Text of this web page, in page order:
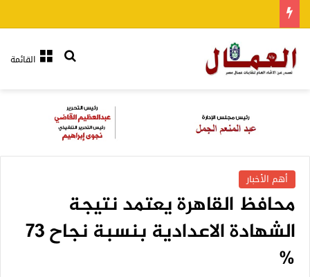
القائمةبحث عن
أهم الأخبار
محافظ القاهرة يعتمد نتيجة
الشهادة الاعدادية بنسبة نجاح 73
%